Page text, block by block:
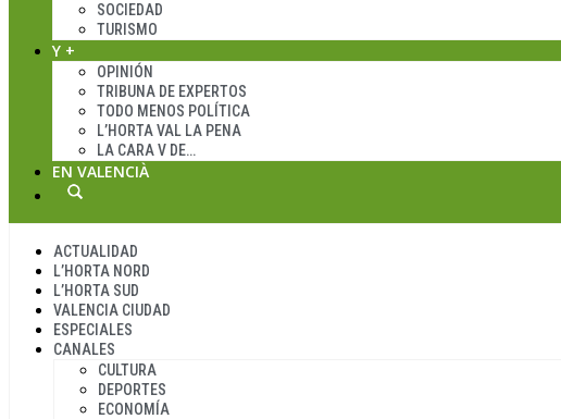
SOCIEDAD
TURISMO
Y +
OPINIÓN
TRIBUNA DE EXPERTOS
TODO MENOS POLÍTICA
L’HORTA VAL LA PENA
LA CARA V DE…
EN VALENCIÀ
ACTUALIDAD
L’HORTA NORD
L’HORTA SUD
VALENCIA CIUDAD
ESPECIALES
CANALES
CULTURA
DEPORTES
ECONOMÍA